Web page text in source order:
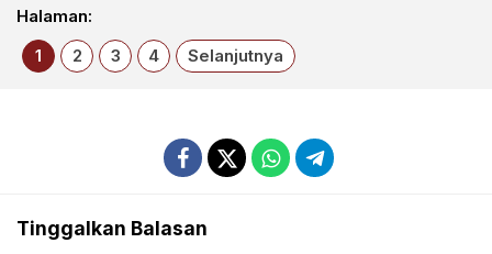
Halaman:
1
2 3 4 Selanjutnya
Tinggalkan Balasan